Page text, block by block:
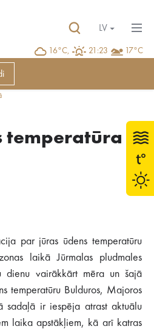
16°C, 21:23 17°C
LV
temperatūra
par jūras ūdens temperatūru
laikā Jūrmalas pludmales
dienu vairākkārt mēra un šajā
temperatūru Bulduros, Majoros
sadaļā ir iespēja atrast aktuālu
laika apstākļiem, kā arī katras